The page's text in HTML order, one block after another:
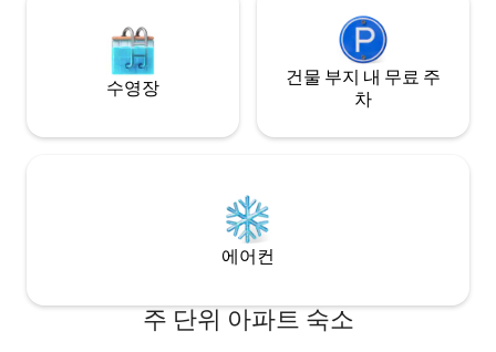
수영장
건물 부지 내 무료 주
차
에어컨
주 단위 아파트 숙소